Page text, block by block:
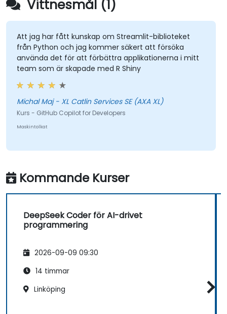
Vittnesmål (1)
Att jag har fått kunskap om Streamlit-biblioteket
från Python och jag kommer säkert att försöka
använda det för att förbättra applikationerna i mitt
team som är skapade med R Shiny
Michal Maj - XL Catlin Services SE (AXA XL)
Kurs - GitHub Copilot for Developers
Maskintolkat
Kommande Kurser
DeepSeek Coder för AI-drivet
programmering
2026-09-09 09:30
14 timmar
Linköping